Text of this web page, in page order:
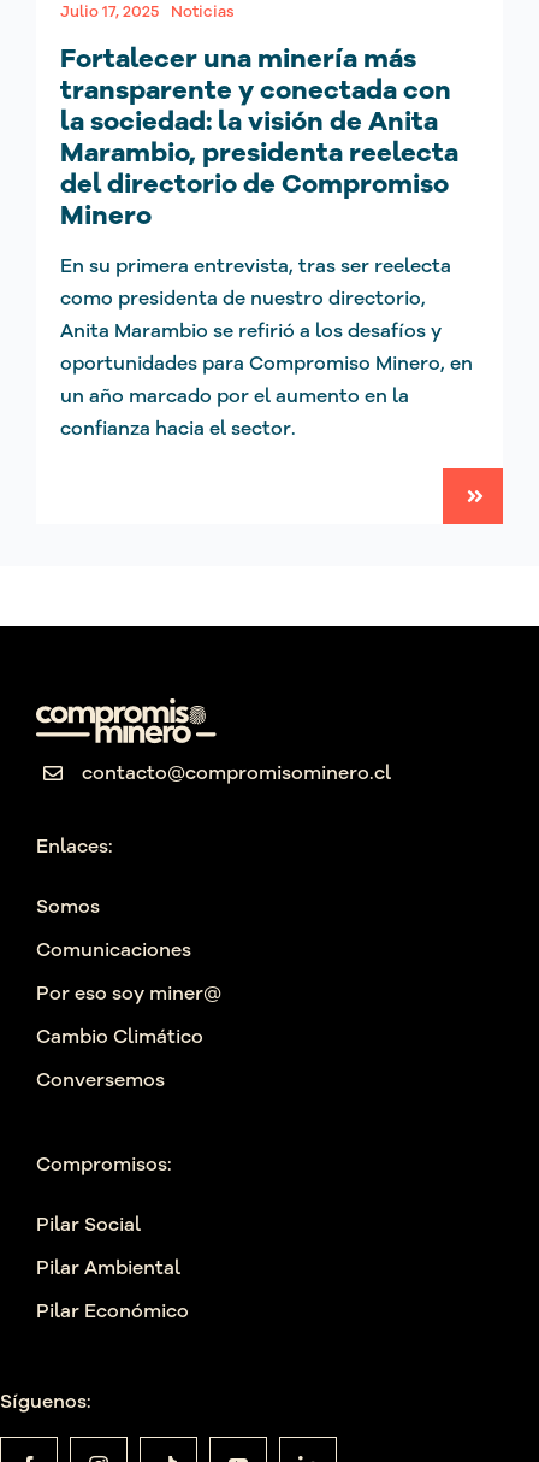
Julio 17, 2025 Noticias
Fortalecer una minería más
transparente y conectada con
la sociedad: la visión de Anita
Marambio, presidenta reelecta
del directorio de Compromiso
Minero
En su primera entrevista, tras ser reelecta
como presidenta de nuestro directorio,
Anita Marambio se refirió a los desafíos y
oportunidades para Compromiso Minero, en
un año marcado por el aumento en la
confianza hacia el sector.
contacto@compromisominero.cl
Enlaces:
Somos
Comunicaciones
Por eso soy miner@
Cambio Climático
Conversemos
Compromisos:
Pilar Social
Pilar Ambiental
Pilar Económico
Síguenos: